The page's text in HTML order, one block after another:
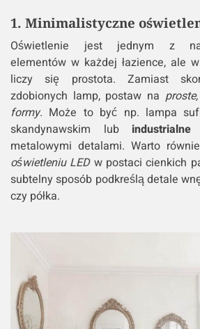
1. Minimalistyczne
Oświetlenie jest jednym z
elementów w każdej łazience, ale
liczy się prostota. Zamiast
zdobionych lamp, postaw na
formy. Może to być np. lampa
skandynawskim lub
metalowymi detalami. Warto
oświetleniu LEDw postaci cienkich
subtelny sposób podkreślą detale
czy półka.